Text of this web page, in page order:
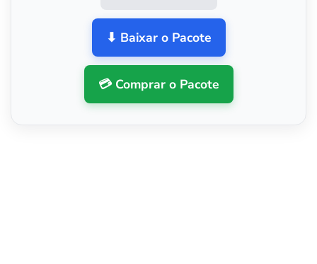
⬇ Baixar o Pacote
💳 Comprar o Pacote